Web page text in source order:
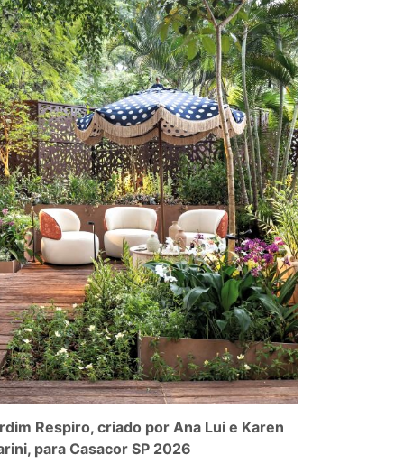
Respiro, criado por Ana Lui e Karen
para Casacor SP 2026